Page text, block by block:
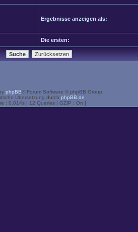
Ergebnisse anzeigen als:
Die ersten:
phpBB® Forum Software © phpBB Group
Übersetzung durch phpBB.de
: 0.014s | 12 Queries | GZIP : On ]